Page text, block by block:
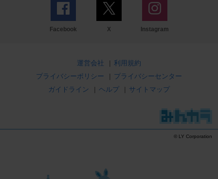
Facebook X Instagram
運営会社 | 利用規約
プライバシーポリシー
| プライバシーセンター
ガイドライン
| ヘルプ | サイトマップ
© LY Corporation